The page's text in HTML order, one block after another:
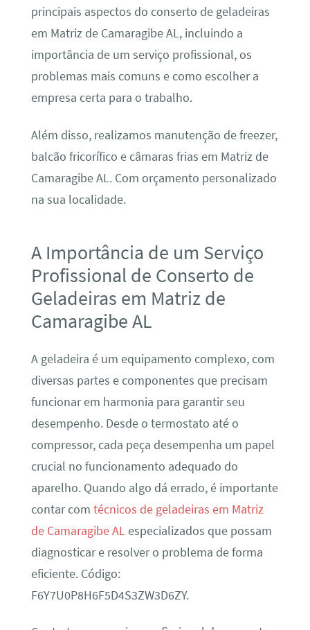
principais aspectos do conserto de geladeiras
em Matriz de Camaragibe AL, incluindo a
importância de um serviço profissional, os
problemas mais comuns e como escolher a
empresa certa para o trabalho.
Além disso, realizamos manutenção de freezer,
balcão fricorífico e câmaras frias em Matriz de
Camaragibe AL. Com orçamento personalizado
na sua localidade.
A Importância de um Serviço
Profissional de Conserto de
Geladeiras em Matriz de
Camaragibe AL
A geladeira é um equipamento complexo, com
diversas partes e componentes que precisam
funcionar em harmonia para garantir seu
desempenho. Desde o termostato até o
compressor, cada peça desempenha um papel
crucial no funcionamento adequado do
aparelho. Quando algo dá errado, é importante
contar com técnicos de geladeiras em Matriz
de Camaragibe ALespecializados que possam
diagnosticar e resolver o problema de forma
eficiente. Código:
F6Y7U0P8H6F5D4S3ZW3D6ZY.